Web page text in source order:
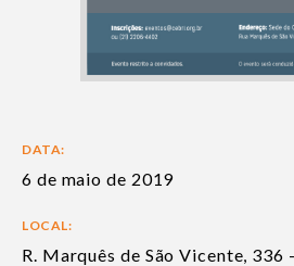
DATA:
6 de maio de 2019
LOCAL:
R. Marquês de São Vicente, 336